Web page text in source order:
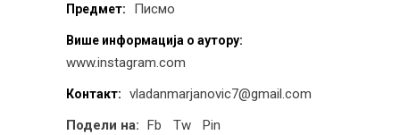
Предмет: Писмо
Више информација о аутору:
www.instagram.com
Контакт:
vladanmarjanovic7@gmail.com
Подели на: Fb Tw Pin